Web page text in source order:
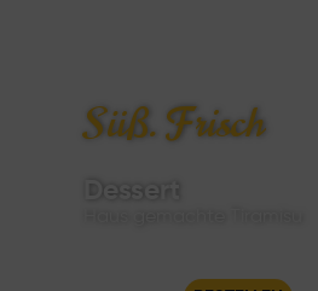
Süß. Frisch
Dessert